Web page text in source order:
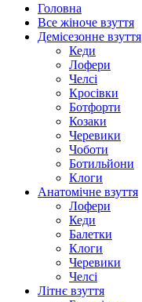
Головна
Все жіноче взуття
Демісезонне взуття
Кеди
Лофери
Челсі
Кросівки
Ботфорти
Козаки
Черевики
Чоботи
Ботильйони
Клоги
Анатомічне взуття
Лофери
Кеди
Балетки
Клоги
Черевики
Челсі
Літнє взуття